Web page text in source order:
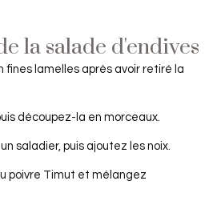
la salade d'endives
fines lamelles après avoir retiré la
découpez-la en morceaux.
saladier, puis ajoutez les noix.
poivre Timut et mélangez